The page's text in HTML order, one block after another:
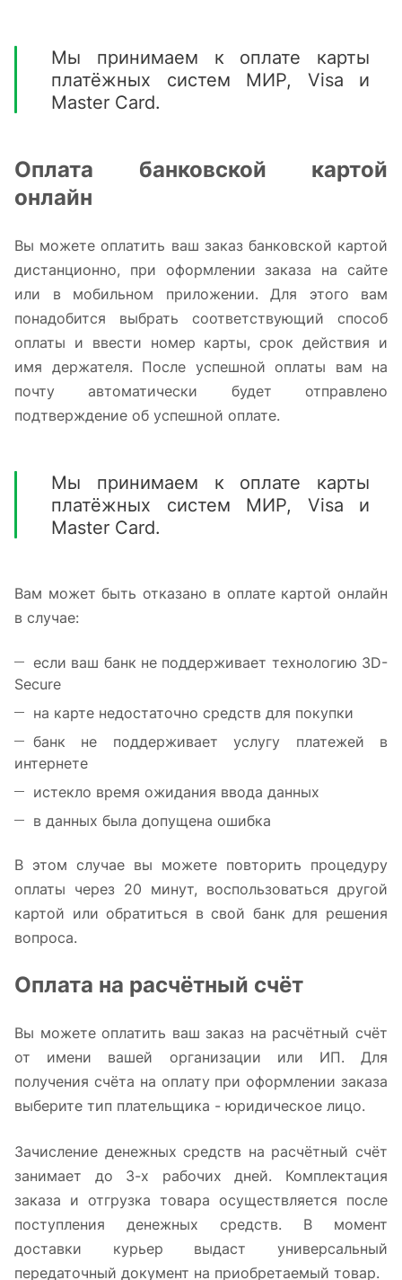
Мы принимаем к оплате карты
платёжных систем МИР, Visa и
Master Card.
Оплата банковской картой
онлайн
Вы можете оплатить ваш заказ банковской картой
дистанционно, при оформлении заказа на сайте
или в мобильном приложении. Для этого вам
понадобится выбрать соответствующий способ
оплаты и ввести номер карты, срок действия и
имя держателя. После успешной оплаты вам на
почту автоматически будет отправлено
подтверждение об успешной оплате.
Мы принимаем к оплате карты
платёжных систем МИР, Visa и
Master Card.
Вам может быть отказано в оплате картой онлайн
в случае:
если ваш банк не поддерживает технологию 3D-
Secure
на карте недостаточно средств для покупки
банк не поддерживает услугу платежей в
интернете
истекло время ожидания ввода данных
в данных была допущена ошибка
В этом случае вы можете повторить процедуру
оплаты через 20 минут, воспользоваться другой
картой или обратиться в свой банк для решения
вопроса.
Оплата на расчётный счёт
Вы можете оплатить ваш заказ на расчётный счёт
от имени вашей организации или ИП. Для
получения счёта на оплату при оформлении заказа
выберите тип плательщика - юридическое лицо.
Зачисление денежных средств на расчётный счёт
занимает до 3-х рабочих дней. Комплектация
заказа и отгрузка товара осуществляется после
поступления денежных средств. В момент
доставки курьер выдаст универсальный
передаточный документ на приобретаемый товар.